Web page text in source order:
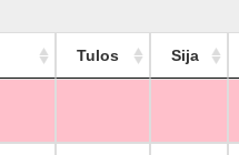
Tulos Sija